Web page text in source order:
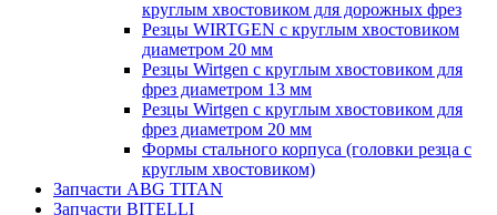
круглым хвостовиком для дорожных фрез
Резцы WIRTGEN с круглым хвостовиком
диаметром 20 мм
Резцы Wirtgen с круглым хвостовиком для
фрез диаметром 13 мм
Резцы Wirtgen с круглым хвостовиком для
фрез диаметром 20 мм
Формы стального корпуса (головки резца с
круглым хвостовиком)
Запчасти ABG TITAN
Запчасти BITELLI